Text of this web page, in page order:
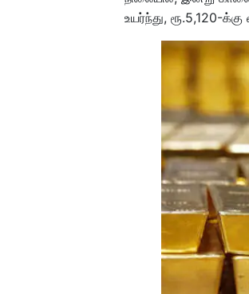
உயர்ந்து, ரூ.5,120-